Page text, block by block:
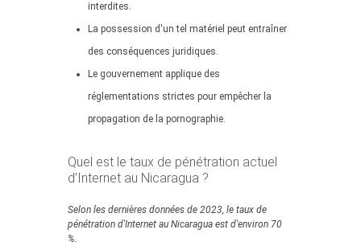
interdites.
La possession d'un tel matériel peut entraîner
des conséquences juridiques.
Le gouvernement applique des
réglementations strictes pour empêcher la
propagation de la pornographie.
Quel est le taux de pénétration actuel
d’Internet au Nicaragua ?
Selon les dernières données de 2023, le taux de
pénétration d'Internet au Nicaragua est d'environ 70
%.